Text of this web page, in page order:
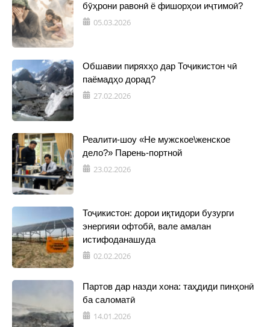
бӯҳрони равонӣ ё фишорҳои иҷтимоӣ?
05.03.2026
Обшавии пиряхҳо дар Тоҷикистон чӣ
паёмадҳо дорад?
27.02.2026
Реалити-шоу «Не мужское\женское
дело?» Парень-портной
23.02.2026
Тоҷикистон: дорои иқтидори бузурги
энергияи офтобӣ, вале амалан
истифоданашуда
02.02.2026
Партов дар назди хона: таҳдиди пинҳонӣ
ба саломатӣ
14.01.2026